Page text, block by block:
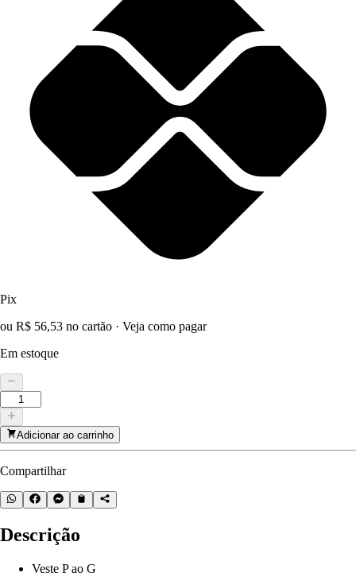
Pix
ou R$ 56,53 no cartão · Veja como pagar
Em estoque
Adicionar ao carrinho
Compartilhar
Descrição
Veste P ao G